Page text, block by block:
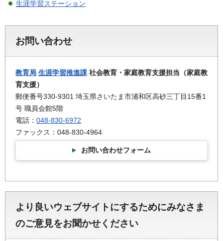
生涯学習ステーション
お問い合わせ
教育局 生涯学習推進課 社会教育・家庭教育支援担当（家庭教
育支援）
郵便番号330-9301 埼玉県さいたま市浦和区高砂三丁目15番1
号 職員会館5階
電話： 048-830-6972
ファックス：048-830-4964
お問い合わせフォーム
より良いウェブサイトにするためにみなさま
のご意見をお聞かせください